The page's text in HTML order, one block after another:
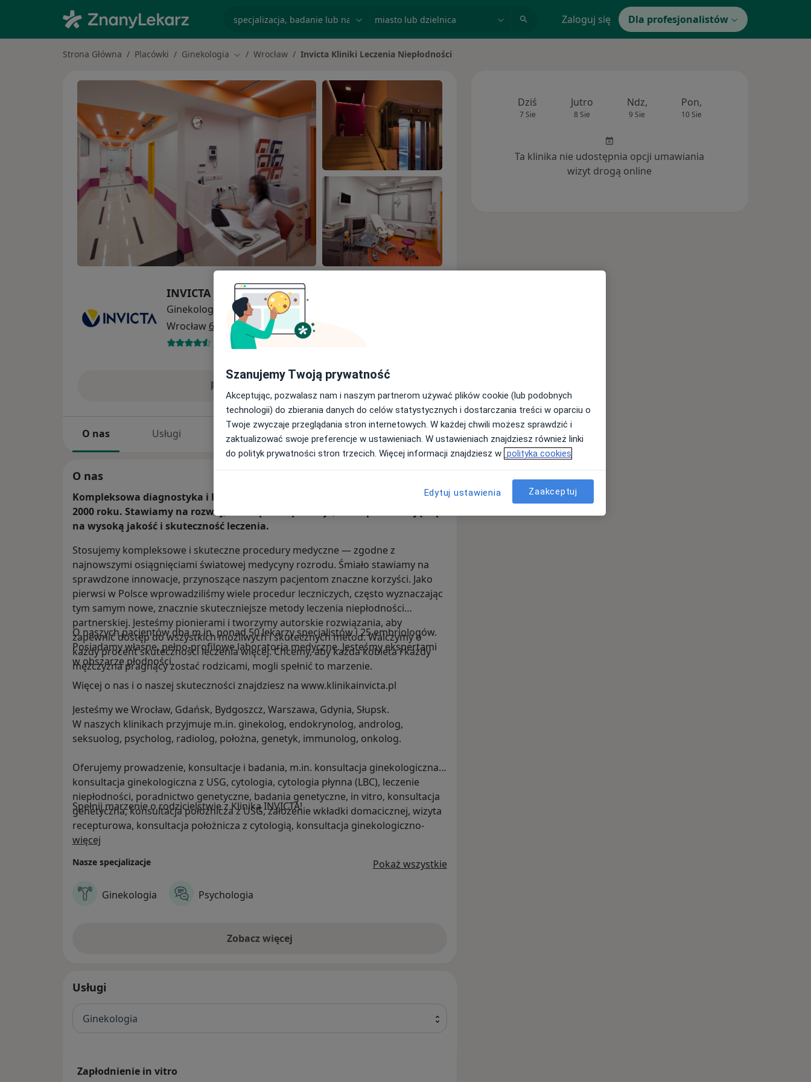
Zaloguj się Dla profesjonalistów
Strona Główna Placówki Ginekologia Zmień miasto
Wrocław Invicta Kliniki Leczenia Niepłodności
INVICTA Kliniki Leczenia Niepłodności
Ginekologia
więcej
Wrocław 6 adresów
236 opinii
O nas Usługi Specjaliści Adresy Opinie
O nas
Kompleksowa diagnostyka i leczenie niepłodności to nasza specjalność już od
2000 roku. Stawiamy na rozwój, wiedzę i kompetencje, które przekładają się
na wysoką jakość i skuteczność leczenia.
Stosujemy kompleksowe i skuteczne procedury medyczne — zgodne z
najnowszymi osiągnięciami światowej medycyny rozrodu. Śmiało stawiamy na
sprawdzone innowacje, przynoszące naszym pacjentom znaczne korzyści. Jako
pierwsi w Polsce wprowadziliśmy wiele procedur leczniczych, często wyznaczając
tym samym nowe, znacznie skuteczniejsze metody leczenia niepłodności
partnerskiej. Jesteśmy pionierami i tworzymy autorskie rozwiązania, aby
zapewnić dostęp do wszystkich możliwych i skutecznych metod. Walczymy o
każdy procent skuteczności leczenia więcej. Chcemy, aby każda kobieta i każdy
mężczyzna pragnący zostać rodzicami, mogli spełnić to marzenie.
O naszych pacjentów dba m.in. ponad 50 lekarzy specjalistów i 25 embriologów.
Posiadamy własne, pełno-profilowe laboratoria medyczne. Jesteśmy ekspertami
w obszarze płodności.
Więcej o nas i o naszej skuteczności znajdziesz na www.klinikainvicta.pl
Jesteśmy we Wrocław, Gdańsk, Bydgoszcz, Warszawa, Gdynia, Słupsk.
W naszych klinikach przyjmuje m.in. ginekolog, endokrynolog, androlog,
seksuolog, psycholog, radiolog, położna, genetyk, immunolog, onkolog.
Oferujemy prowadzenie, konsultacje i badania, m.in. konsultacja ginekologiczna,
konsultacja ginekologiczna z USG, cytologia, cytologia płynna (LBC), leczenie
niepłodności, poradnictwo genetyczne, badania genetyczne, in vitro, konsultacja
genetyczna, konsultacja położnicza z USG, założenie wkładki domacicznej, wizyta
recepturowa, konsultacja położnicza z cytologią, konsultacja ginekologiczno-
położnicza, USG położniczo-ginekologiczne.
Szybkie terminy. | Dobre opinie.
Spełnij marzenie o rodzicielstwie z Kliniką INVICTA!
więcej
Nasze specjalizacje Pokaż wszystkie
Ginekologia Psychologia
Zobacz więcej
Usługi
Ginekologia
Zapłodnienie in vitro
Dziś
7 Sie
Jutro
8 Sie
Ndz,
9 Sie
Pon,
10 Sie
Ta klinika nie udostępnia opcji umawiania
wizyt drogą online
Szanujemy Twoją prywatność
Akceptując, pozwalasz nam i naszym partnerom używać plików cookie (lub podobnych
technologii) do zbierania danych do celów statystycznych i dostarczania treści w oparciu o
Twoje zwyczaje przeglądania stron internetowych. W każdej chwili możesz sprawdzić i
zaktualizować swoje preferencje w ustawieniach. W ustawieniach znajdziesz również linki
do polityk prywatności stron trzecich. Więcej informacji znajdziesz w polityka cookies
Edytuj ustawienia Zaakceptuj